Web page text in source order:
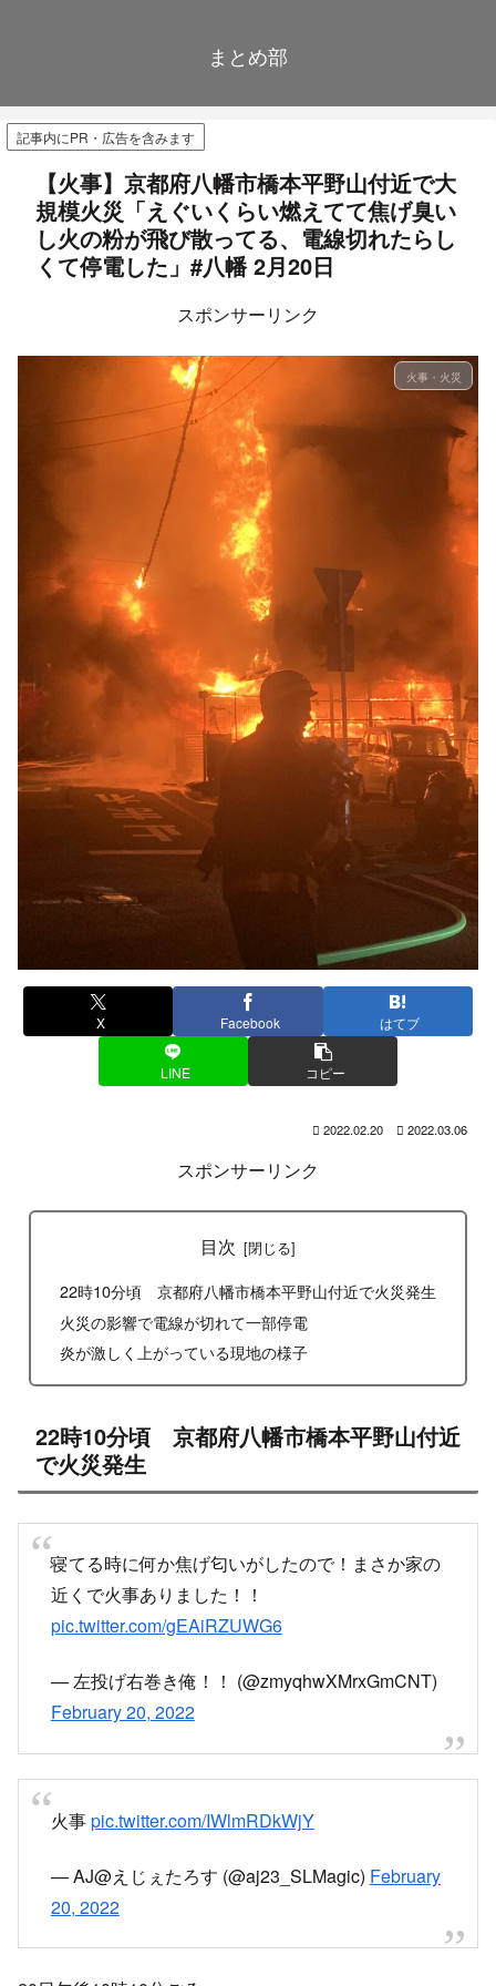
まとめ部
記事内にPR・広告を含みます
【火事】京都府八幡市橋本平野山付近で大
規模火災「えぐいくらい燃えてて焦げ臭い
し火の粉が飛び散ってる、電線切れたらし
くて停電した」#八幡 2月20日
スポンサーリンク
火事・火災
X Facebook はてブ
LINE コピー